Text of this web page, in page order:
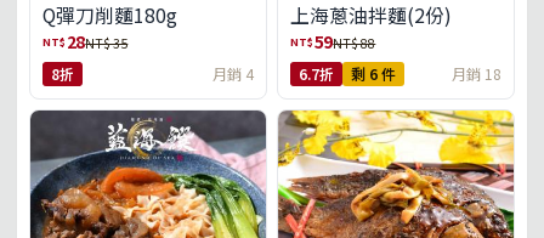
Q彈刀削麵180g
NT$ 28NT$ 35
8折 月銷 4
上海蔥油拌麵(2份)
NT$59NT$ 88
6.7折 剩 6 件 月銷 18